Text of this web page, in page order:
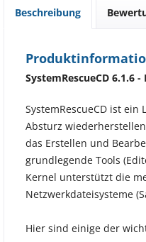
Beschreibung
SystemRescueCD 6.1.6 -
SystemRescueCD ist
Absturz
das Erstellen und
grundlegende Tools
Kernel unterstützt die
Netzwerkdateisysteme
Hier sind einige der